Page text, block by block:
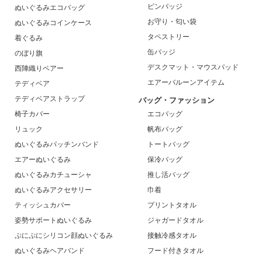
ぬいぐるみエコバッグ
ぬいぐるみコインケース
着ぐるみ
のぼり旗
西陣織りベアー
テディベア
テディベアストラップ
椅子カバー
リュック
ぬいぐるみパッチンバンド
エアーぬいぐるみ
ぬいぐるみカチューシャ
ぬいぐるみアクセサリー
ティッシュカバー
姿勢サポートぬいぐるみ
ぷにぷにシリコン顔ぬいぐるみ
ぬいぐるみヘアバンド
ピンバッジ
お守り・匂い袋
タペストリー
缶バッジ
デスクマット・マウスパッド
エアーバルーンアイテム
バッグ・ファッション
エコバッグ
帆布バッグ
トートバッグ
保冷バッグ
推し活バッグ
巾着
プリントタオル
ジャガードタオル
接触冷感タオル
フード付きタオル